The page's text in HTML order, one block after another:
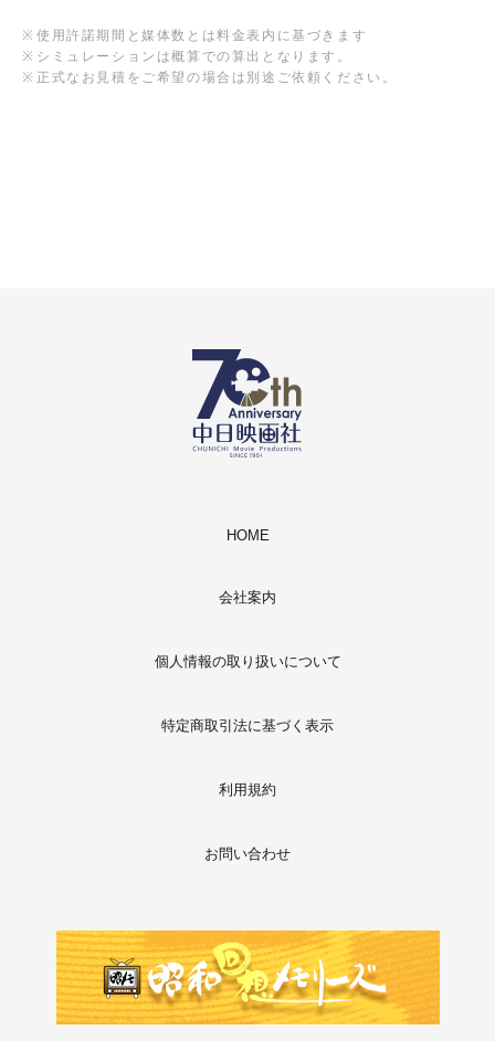
※ 使用許諾期間と媒体数とは料金表内に基づきます
※ シミュレーションは概算での算出となります。
※ 正式なお見積をご希望の場合は別途ご依頼ください。
HOME
会社案内
個人情報の取り扱いについて
特定商取引法に基づく表示
利用規約
お問い合わせ